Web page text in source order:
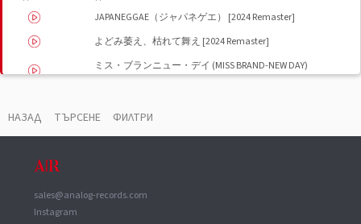
JAPANEGGAE（ジャパネゲエ） [2024 Remaster]
よどみ萎え、枯れて舞え [2024 Remaster]
ミス・ブランニュー・デイ (MISS BRAND-NEW DAY)
(2024 Remaster)
あっという間の夢のTONIGHT [2024 Remaster]
夕方 HOLD ON ME [2024 Remaster]
НАЗАД ТЪРСЕНЕ ФИЛТРИ
sales@analog-records.com
Instagram